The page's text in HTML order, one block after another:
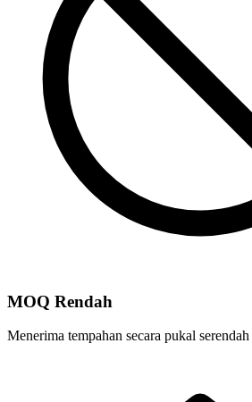
MOQ Rendah
Menerima tempahan secara pukal